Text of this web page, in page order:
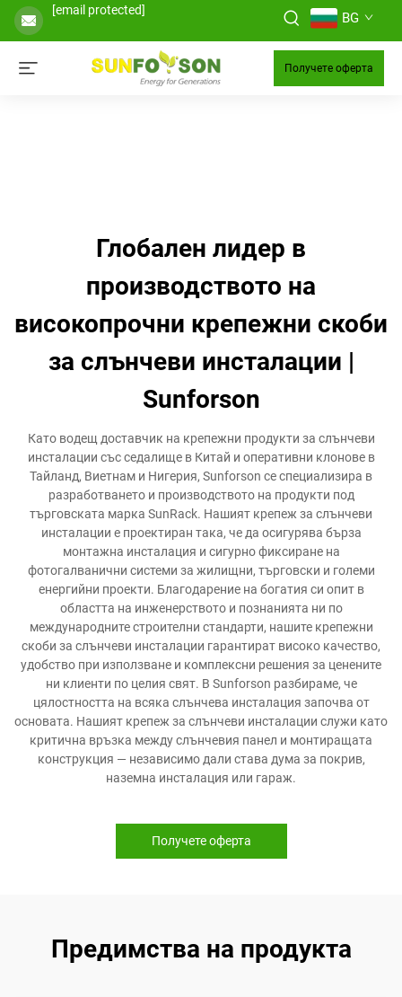
[email protected] BG
Получете оферта
Глобален лидер в
производството на
високопрочни крепежни скоби
за слънчеви инсталации |
Sunforson
Като водещ доставчик на крепежни продукти за слънчеви
инсталации със седалище в Китай и оперативни клонове в
Тайланд, Виетнам и Нигерия, Sunforson се специализира в
разработването и производството на продукти под
търговската марка SunRack. Нашият крепеж за слънчеви
инсталации е проектиран така, че да осигурява бърза
монтажна инсталация и сигурно фиксиране на
фотогалванични системи за жилищни, търговски и големи
енергийни проекти. Благодарение на богатия си опит в
областта на инженерството и познанията ни по
международните строителни стандарти, нашите крепежни
скоби за слънчеви инсталации гарантират високо качество,
удобство при използване и комплексни решения за ценените
ни клиенти по целия свят. В Sunforson разбираме, че
цялостността на всяка слънчева инсталация започва от
основата. Нашият крепеж за слънчеви инсталации служи като
критична връзка между слънчевия панел и монтиращата
конструкция — независимо дали става дума за покрив,
наземна инсталация или гараж.
Получете оферта
Предимства на продукта